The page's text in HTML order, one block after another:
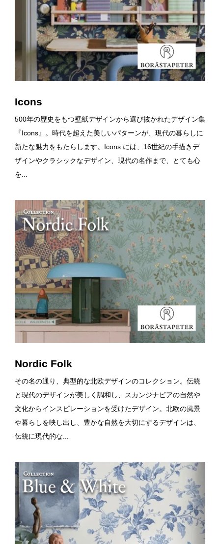
Icons
500年の歴史をもつ壁紙デザインから選び抜かれたデザイン集
『Icons』。時代を超えた美しいパターンが、現代の暮らしに
新たな魅力をもたらします。Icons には、16世紀の手描きデ
ザインやクラシックなデザイン、現代の名作まで、とても心
を...
Nordic Folk
その名の通り、典型的な北欧デザインのコレクション。伝統
と現代のデザインが美しく調和し、スカンジナビアの自然や
文化からインスピレーションを受けたデザイン。北欧の風景
や暮らしを映し出し、豊かな自然を大切にするデザインは、
伝統に現代的な...